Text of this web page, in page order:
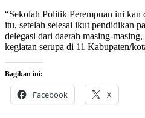
“Sekolah Politik Perempuan ini kan
itu, setelah selesai ikut pendidikan
delegasi dari daerah masing-
kegiatan serupa di 11 Kabupaten/
Bagikan ini:
Facebook X